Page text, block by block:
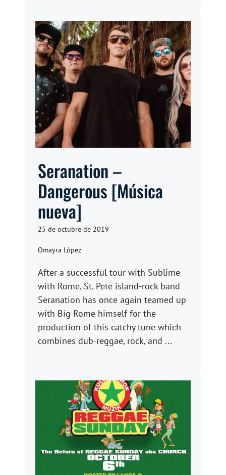
Seranation –
Dangerous [Música
nueva]
25 de octubre de 2019
Omayra López
After a successful tour with Sublime
with Rome, St. Pete island-rock band
Seranation has once again teamed up
with Big Rome himself for the
production of this catchy tune which
combines dub-reggae, rock, and ...